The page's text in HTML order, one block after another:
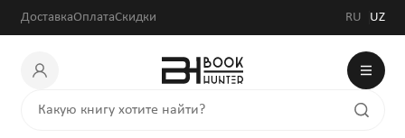
ДоставкаОплатаСкидки RU UZ